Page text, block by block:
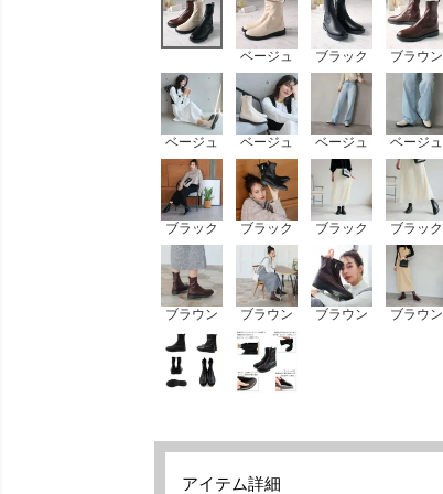
ベージュ ブラック ブラウン
ベージュ ベージュ ベージュ ベージュ
ブラック ブラック ブラック ブラック
ブラウン ブラウン ブラウン ブラウン
アイテム詳細